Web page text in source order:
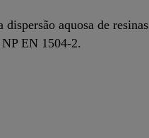
aquosa de resinas
norma NP EN 1504-2.